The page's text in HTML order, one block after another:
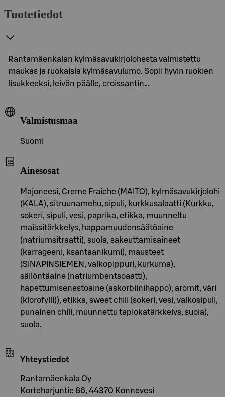
Tuotetiedot
Rantamäenkalan kylmäsavukirjolohesta valmistettu
maukas ja ruokaisia kylmäsavulumo. Sopii hyvin ruokien
lisukkeeksi, leivän päälle, croissantin…
Valmistusmaa
Suomi
Ainesosat
Majoneesi, Creme Fraiche (MAITO), kylmäsavukirjolohi
(KALA), sitruunamehu, sipuli, kurkkusalaatti (Kurkku,
sokeri, sipuli, vesi, paprika, etikka, muunneltu
maissitärkkelys, happamuudensäätöaine
(natriumsitraatti), suola, sakeuttamisaineet
(karrageeni, ksantaanikumi), mausteet
(SINAPINSIEMEN, valkopippuri, kurkuma),
säilöntäaine (natriumbentsoaatti),
hapettumisenestoaine (askorbiinihappo), aromit, väri
(klorofylli)), etikka, sweet chili (sokeri, vesi, valkosipuli,
punainen chili, muunnettu tapiokatärkkelys, suola),
suola.
Yhteystiedot
Rantamäenkala Oy
Korteharjuntie 86, 44370 Konnevesi